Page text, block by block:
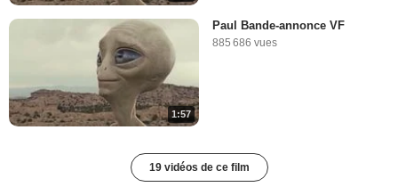
1:57
Paul Bande-annonce VF
885 686 vues
19 vidéos de ce film